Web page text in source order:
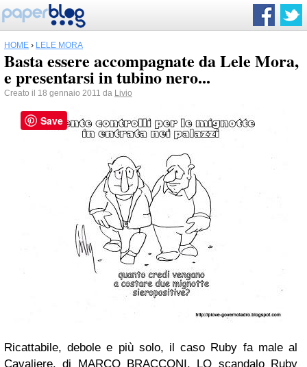
HOME › LELE MORA
Basta essere accompagnate da Lele Mora,
e presentarsi in tubino nero...
Creato il 18 gennaio 2011 da Livio
Ricattabile, debole e più solo, il caso Ruby fa male al
Cavaliere. di MARCO BRACCONI. LO scandalo Ruby
Save